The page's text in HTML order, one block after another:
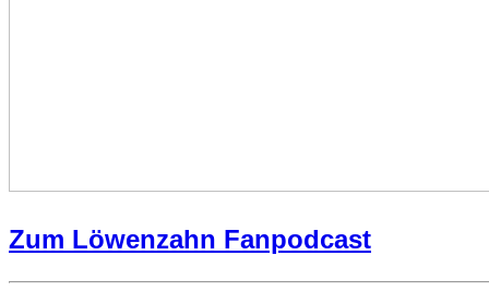
Zum Löwenzahn Fanpodcast